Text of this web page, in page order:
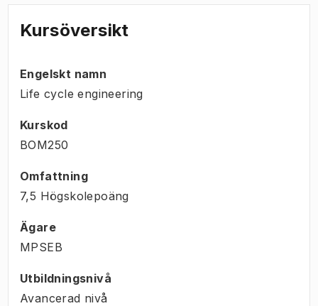
Kursöversikt
Engelskt namn
Life cycle engineering
Kurskod
BOM250
Omfattning
7,5 Högskolepoäng
Ägare
MPSEB
Utbildningsnivå
Avancerad nivå